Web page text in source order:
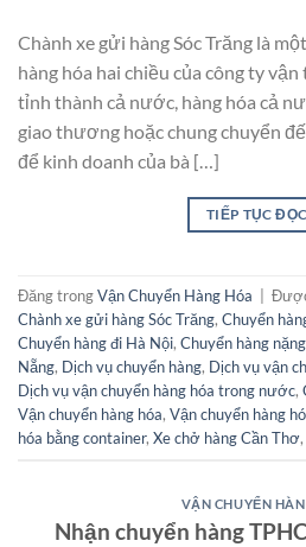
Chành xe gửi hàng Sóc Trăng là
hàng hóa hai chiều của công ty
tỉnh thành cả nước, hàng hóa cả
giao thương hoặc chung chuyển
để kinh doanh của bà […]
TIẾP TỤC ĐỌC
Đăng trongVận Chuyển Hàng Hóa
Chành xe gửi hàng Sóc Trăng, Chuyển
Chuyển hàng đi Hà Nội, Chuyển hàng
Nẵng, Dịch vụ chuyển hàng, Dịch vụ vận
Dịch vụ vận chuyển hàng hóa trong nước,
Vận chuyển hàng hóa, Vận chuyển hàng
hóa bằng container, Xe chở hàng Cần Thơ,
VẬN CHUYỂN
Nhận chuyển hàng